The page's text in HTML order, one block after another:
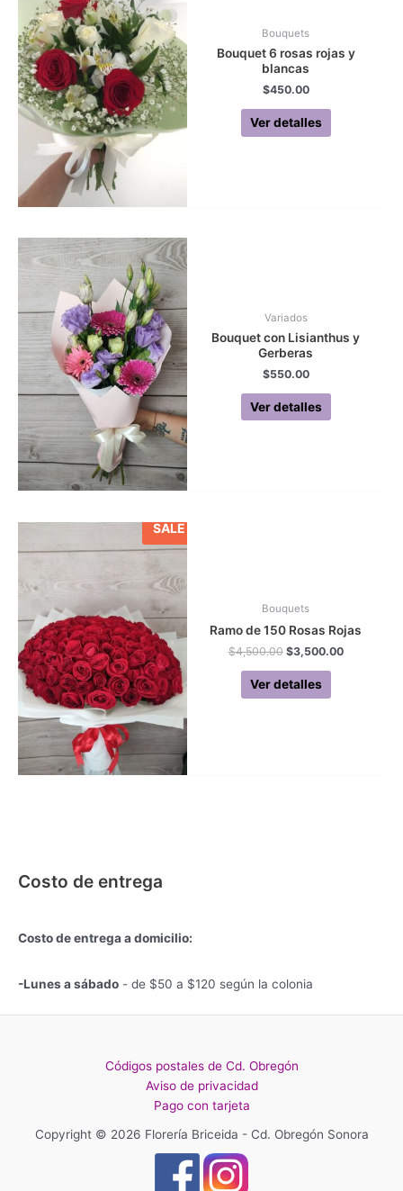
Bouquets
Bouquet 6 rosas rojas y
blancas
$450.00
Ver detalles
Variados
Bouquet con Lisianthus y
Gerberas
$550.00
Ver detalles
SALE
Bouquets
Ramo de 150 Rosas Rojas
$4,500.00 Original
was:
$4,500.00.
$3,500.00Current
Ver detalles
Costo de entrega
Costo de entrega a domicilio:
-Lunes a sábado - de $50 a $120 según la colonia
Códigos postales de Cd. Obregón
Aviso de privacidad
Pago con tarjeta
Copyright © 2026 Florería Briceida - Cd. Obregón Sonora